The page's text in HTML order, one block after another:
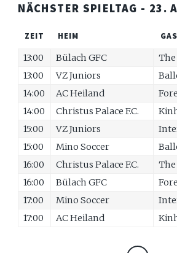
NÄCHSTER SPIELTAG - 23.
ZEIT HEIM
13:00 Bülach GFC
13:00
VZ Juniors
14:00
AC Heiland
14:00
Christus Palace F.C.
15:00
VZ Juniors
15:00
Mino Soccer
16:00
Christus Palace F.C.
16:00
Bülach GFC
17:00
Mino Soccer
17:00
AC Heiland